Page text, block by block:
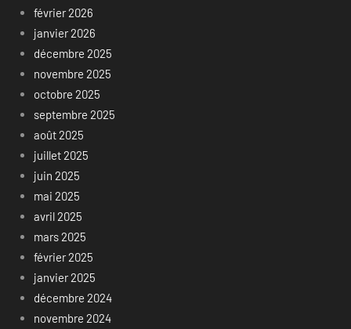
février 2026
janvier 2026
décembre 2025
novembre 2025
octobre 2025
septembre 2025
août 2025
juillet 2025
juin 2025
mai 2025
avril 2025
mars 2025
février 2025
janvier 2025
décembre 2024
novembre 2024